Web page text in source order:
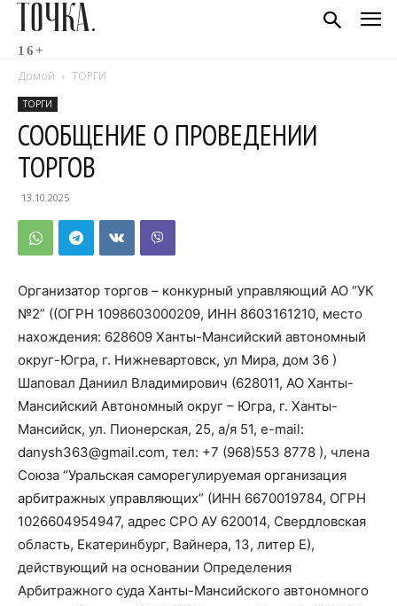
ТОЧКА.
16+
Домой ТОРГИ
ТОРГИ
СООБЩЕНИЕ О ПРОВЕДЕНИИ
ТОРГОВ
13.10.2025
Организатор торгов – конкурный управляющий АО “УК
№2” ((ОГРН 1098603000209, ИНН 8603161210, место
нахождения: 628609 Ханты-Мансийский автономный
округ-Югра, г. Нижневартовск, ул Мира, дом 36 )
Шаповал Даниил Владимирович (628011, АО Ханты-
Мансийский Автономный округ – Югра, г. Ханты-
Мансийск, ул. Пионерская, 25, а/я 51, e-mail:
danysh363@gmail.com, тел: +7 (968)553 8778 ), члена
Союза “Уральская саморегулируемая организация
арбитражных управляющих” (ИНН 6670019784, ОГРН
1026604954947, адрес СРО АУ 620014, Свердловская
область, Екатеринбург, Вайнера, 13, литер Е),
действующий на основании Определения
Арбитражного суда Ханты-Мансийского автономного